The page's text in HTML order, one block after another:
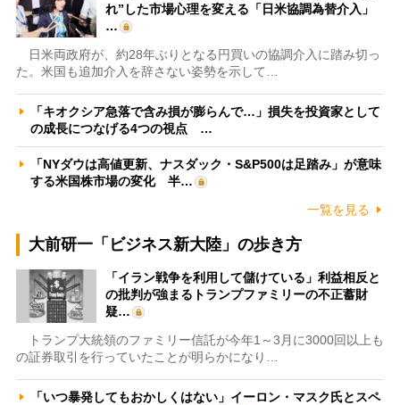
れ”した市場心理を変える「日米協調為替介入」
…
日米両政府が、約28年ぶりとなる円買いの協調介入に踏み切っ
た。米国も追加介入を辞さない姿勢を示して…
「キオクシア急落で含み損が膨らんで…」損失を投資家として
の成長につなげる4つの視点 …
「NYダウは高値更新、ナスダック・S&P500は足踏み」が意味
する米国株市場の変化 半…
一覧を見る
大前研一「ビジネス新大陸」の歩き方
「イラン戦争を利用して儲けている」利益相反と
の批判が強まるトランプファミリーの不正蓄財
疑…
トランプ大統領のファミリー信託が今年1～3月に3000回以上も
の証券取引を行っていたことが明らかになり…
「いつ暴発してもおかしくはない」イーロン・マスク氏とスペ